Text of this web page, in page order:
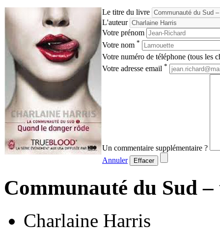
Le titre du livre
L'auteur
Votre prénom
Votre nom *
Votre numéro de téléphone (tous les
Votre adresse email *
Un commentaire supplémentaire ?
Annuler
Effacer
Communauté du Sud
Charlaine Harris